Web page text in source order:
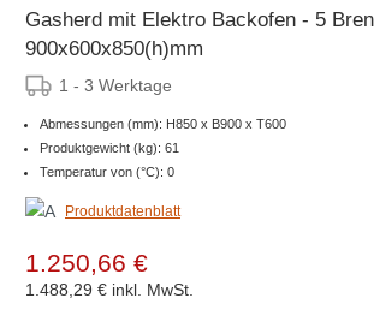
Gasherd mit Elektro Backofen - 5
900x600x850(h)mm
1 - 3 Werktage
Abmessungen (mm): H850 x B900 x T600
Produktgewicht (kg): 61
Temperatur von (°C): 0
Produktdatenblatt
1.250,66 €
1.488,29 € inkl. MwSt.